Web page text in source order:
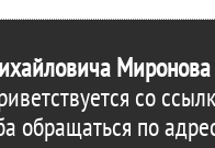
Миронова
со
обращаться по